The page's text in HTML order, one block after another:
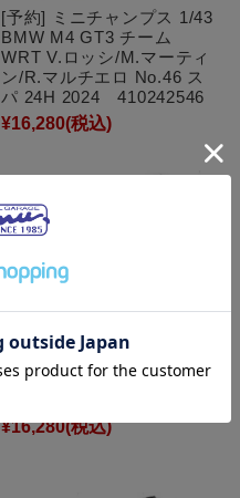
[予約] ミニチャンプス 1/43
BMW M4 GT3 チーム
WRT V.ロッシ/M.マーティ
ン/R.マルチエロ No.46 ス
パ 24H 2024 410242546
¥16,280(税込)
ム ROWE RACING A.ファ
ルフス/J.クローン/R.マル
チエロ No.98 スパ 24H
¥16,280(税込)